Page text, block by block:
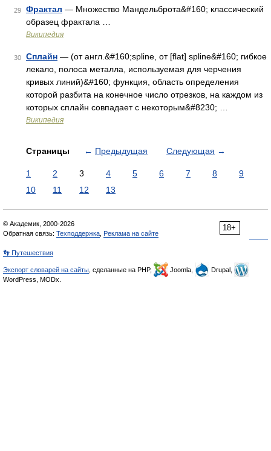
29 Фрактал — Множество Мандельброта&#160; классический
образец фрактала …
Википедия
30 Сплайн — (от англ.&#160;spline, от [flat] spline&#160; гибкое
лекало, полоса металла, используемая для черчения
кривых линий)&#160; функция, область определения
которой разбита на конечное число отрезков, на каждом из
которых сплайн совпадает с некоторым&#8230; …
Википедия
Страницы ← Предыдущая Следующая →
1 2 3 4 5 6 7 8
9
10
11 12 13
18+
© Академик, 2000-2026
Обратная связь: Техподдержка Реклама на сайте
👣 Путешествия
Экспорт словарей на сайты , сделанные на PHP, Joomla,
Drupal,
WordPress, MODx.